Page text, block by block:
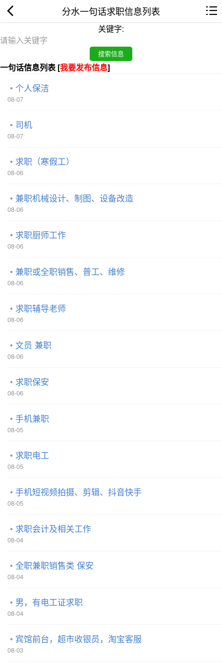
分水一句话求职信息列表
关键字:
一句话信息列表 [我要发布信息]
个人保洁
08-07
司机
08-07
求职（寒假工）
08-06
兼职机械设计、制图、设备改造
08-06
求职厨师工作
08-06
兼职或全职销售、普工、维修
08-06
求职辅导老师
08-06
文员 兼职
08-06
求职保安
08-06
手机兼职
08-05
求职电工
08-05
手机短视频拍摄、剪辑、抖音快手
08-05
求职会计及相关工作
08-04
全职兼职销售类 保安
08-04
男，有电工证求职
08-04
宾馆前台，超市收银员，淘宝客服
08-03